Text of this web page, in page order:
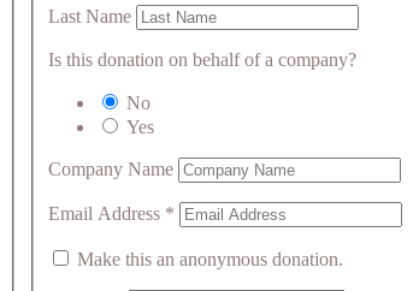
Last Name
Is this donation on behalf of a company?
No
Yes
Company Name
Email Address *
Make this an anonymous donation.